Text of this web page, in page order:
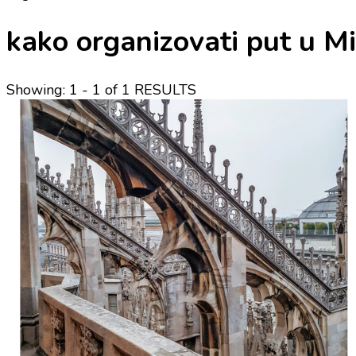
kako organizovati put u
Showing: 1 - 1 of 1 RESULTS